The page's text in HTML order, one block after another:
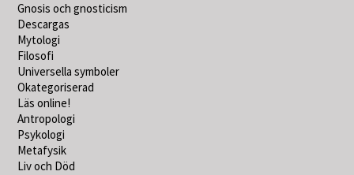
Gnosis och gnosticism
Descargas
Mytologi
Filosofi
Universella symboler
Okategoriserad
Läs online!
Antropologi
Psykologi
Metafysik
Liv och Död